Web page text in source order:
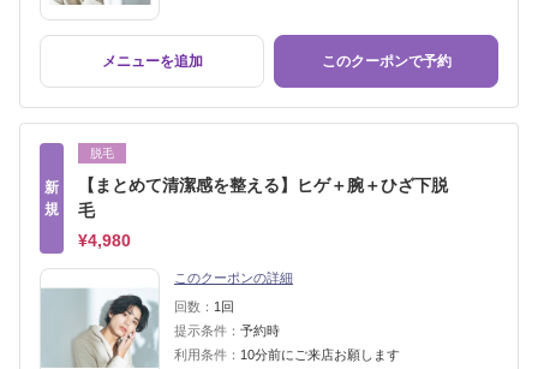
メニューを追加 このクーポンで予約
新
規
脱毛
【まとめて清潔感を整える】ヒゲ＋腕＋ひざ下脱
毛
¥4,980
このクーポンの詳細
回数： 1回
提示条件： 予約時
利用条件： 10分前にご来店お願します